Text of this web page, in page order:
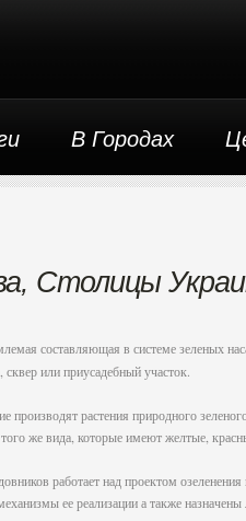
В Городах
Столицы
составляющая в системе зеленых
сквер или приусадебный участок.
растения природного
же вида, которые имеют желтые,
работает над проектом озеленения
ее реализации а также назначены